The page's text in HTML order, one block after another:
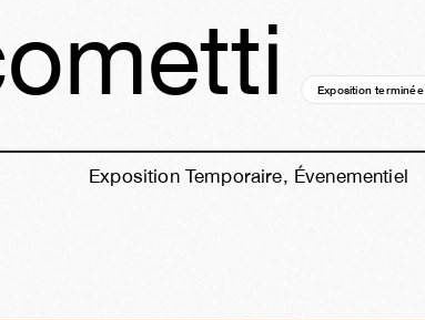
Exposition terminée
Exposition Temporaire, Évenementiel